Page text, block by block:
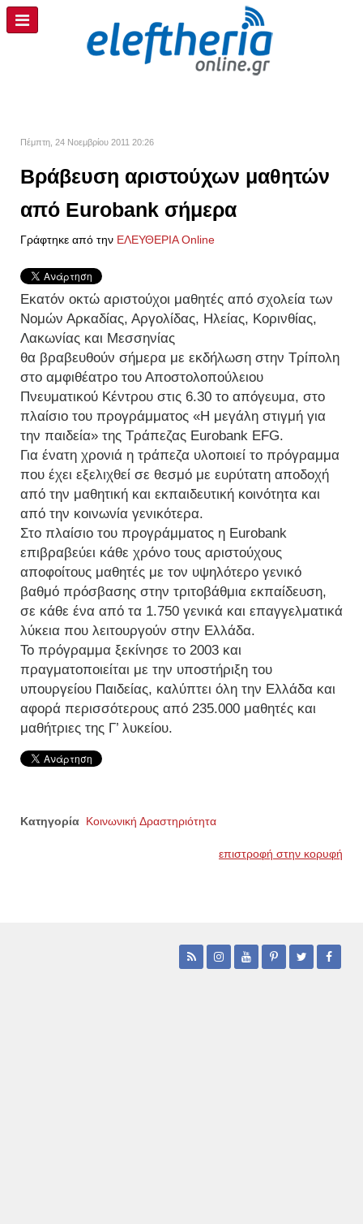
Πέμπτη, 24 Νοεμβρίου 2011 20:26
Βράβευση αριστούχων μαθητών
από Eurobank σήμερα
Γράφτηκε από την ΕΛΕΥΘΕΡΙΑ Online
Εκατόν οκτώ αριστούχοι μαθητές από σχολεία των
Νομών Αρκαδίας, Αργολίδας, Ηλείας, Κορινθίας,
Λακωνίας και Μεσσηνίας
θα βραβευθούν σήμερα με εκδήλωση στην Τρίπολη
στο αμφιθέατρο του Αποστολοπούλειου
Πνευματικού Κέντρου στις 6.30 το απόγευμα, στο
πλαίσιο του προγράμματος «Η μεγάλη στιγμή για
την παιδεία» της Τράπεζας Eurobank EFG.
Για ένατη χρονιά η τράπεζα υλοποιεί το πρόγραμμα
που έχει εξελιχθεί σε θεσμό με ευρύτατη αποδοχή
από την μαθητική και εκπαιδευτική κοινότητα και
από την κοινωνία γενικότερα.
Στο πλαίσιο του προγράμματος η Eurobank
επιβραβεύει κάθε χρόνο τους αριστούχους
αποφοίτους μαθητές με τον υψηλότερο γενικό
βαθμό πρόσβασης στην τριτοβάθμια εκπαίδευση,
σε κάθε ένα από τα 1.750 γενικά και επαγγελματικά
λύκεια που λειτουργούν στην Ελλάδα.
Το πρόγραμμα ξεκίνησε το 2003 και
πραγματοποιείται με την υποστήριξη του
υπουργείου Παιδείας, καλύπτει όλη την Ελλάδα και
αφορά περισσότερους από 235.000 μαθητές και
μαθήτριες της Γ’ λυκείου.
Κατηγορία Κοινωνική Δραστηριότητα
επιστροφή στην κορυφή